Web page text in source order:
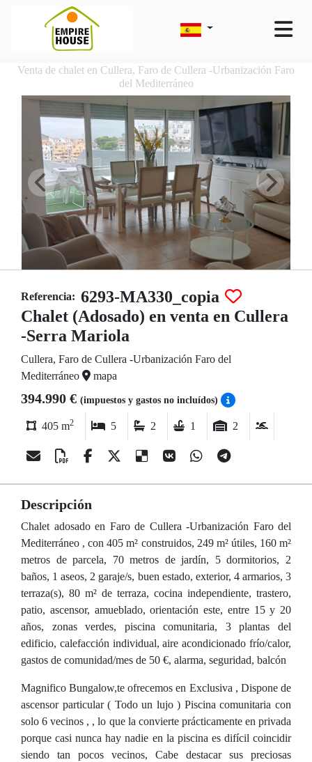
Venta de chalet en Cullera, Faro de Cullera -Urbanización Faro
del Mediterráneo
Referencia: 6293-MA330_copia
Chalet (Adosado) en venta en Cullera
-Serra Mariola
Cullera, Faro de Cullera -Urbanización Faro del
Mediterráneo
mapa
394.990 € (impuestos y gastos no incluídos)
405 m2 5 2 1 2
Descripción
Chalet adosado en Faro de Cullera -Urbanización Faro del
Mediterráneo , con 405 m² construidos, 249 m² útiles, 160 m²
metros de parcela, 70 metros de jardín, 5 dormitorios, 2
baños, 1 aseos, 2 garaje/s, buen estado, exterior, 4 armarios, 3
terraza(s), 80 m² de terraza, cocina independiente, trastero,
patio, ascensor, amueblado, orientación este, entre 15 y 20
años, zonas verdes, piscina comunitaria, 3 plantas del
edificio, calefacción individual, aire acondicionado frío/calor,
gastos de comunidad/mes de 50 €, alarma, seguridad, balcón
Magnifico Bungalow,te ofrecemos en Exclusiva , Dispone de
ascensor particular ( Todo un lujo ) Piscina comunitaria con
solo 6 vecinos , , lo que la convierte prácticamente en privada
porque casi nunca hay nadie en la piscina es difícil coincidir
siendo tan pocos vecinos, Cabe destacar sus preciosas